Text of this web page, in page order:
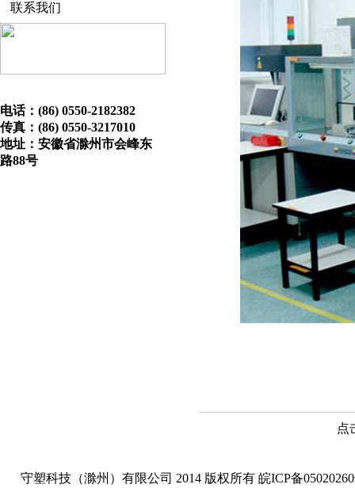
联系我们
电话：(86) 0550-2182382
传真：(86) 0550-3217010
地址：安徽省滁州市会峰东
路88号
点
守塑科技（滁州）有限公司 2014 版权所有 皖ICP备05020260